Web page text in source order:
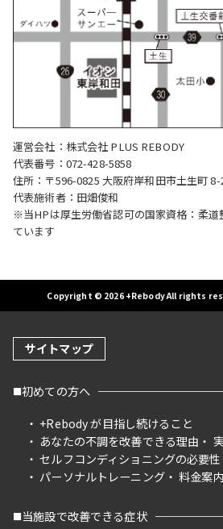
運営会社：株式会社 PLUS REBODY
代表番号：072-428-5858
住所：〒596-0825 大阪府岸和田市土生町 8-
代表施術者：田畑俊和
※当HPは厚生労働省認可の国家資格：柔道
ています
Copyright © 2026 +Rebody All rights
サイトマップ
初めての方へ
+Rebody が目指し続けること
あなたの不調を改善できる理由
セルフコンディショニングの必要性
パーソナルトレーニング
料金案内
当施設で改善できる症状